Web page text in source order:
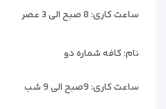
ساعت کاری:8 صبح الی 3 عصر
نام:کافه شماره دو
ساعت کاری:9صبح الی 9 شب